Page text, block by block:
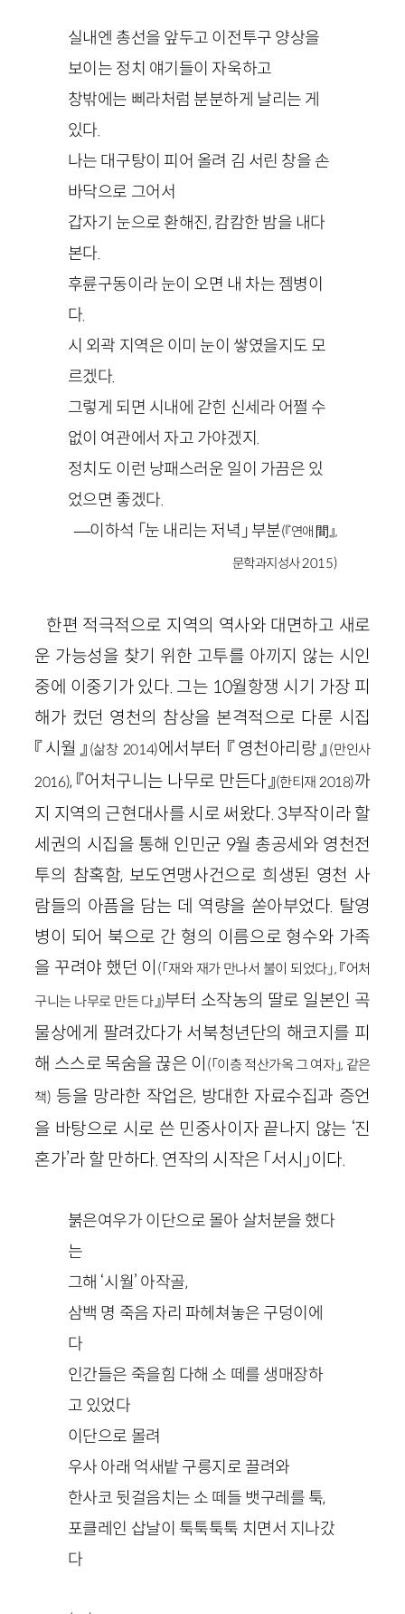
실내엔 총선을 앞두고 이전투구 양상을
보이는 정치 얘기들이 자욱하고
창밖에는 삐라처럼 분분하게 날리는 게
있다.
나는 대구탕이 피어 올려 김 서린 창을 손
바닥으로 그어서
갑자기 눈으로 환해진, 캄캄한 밤을 내다
본다.
후륜구동이라 눈이 오면 내 차는 젬병이
다.
시 외곽 지역은 이미 눈이 쌓였을지도 모
르겠다.
그렇게 되면 시내에 갇힌 신세라 어쩔 수
없이 여관에서 자고 가야겠지.
정치도 이런 낭패스러운 일이 가끔은 있
었으면 좋겠다.
—이하석 「눈 내리는 저녁」 부분(『연애 間』,
문학과지성사 2015)
한편 적극적으로 지역의 역사와 대면하고 새로
운 가능성을 찾기 위한 고투를 아끼지 않는 시인
중에 이중기가 있다. 그는 10월항쟁 시기 가장 피
해가 컸던 영천의 참상을 본격적으로 다룬 시집
『시월』 (삶창 2014)에서부터 『영천아리랑』 (만인사
2016), 『어처구니는 나무로 만든다』(한티재 2018)까
지 지역의 근현대사를 시로 써왔다. 3부작이라 할
세권의 시집을 통해 인민군 9월 총공세와 영천전
투의 참혹함, 보도연맹사건으로 희생된 영천 사
람들의 아픔을 담는 데 역량을 쏟아부었다. 탈영
병이 되어 북으로 간 형의 이름으로 형수와 가족
을 꾸려야 했던 이 (「재와 재가 만나서 불이 되었다」, 『어처
구니는 나무로 만든 다』)부터 소작농의 딸로 일본인 곡
물상에게 팔려갔다가 서북청년단의 해코지를 피
해 스스로 목숨을 끊은 이 (「이층 적산가옥 그 여자」, 같은
책) 등을 망라한 작업은, 방대한 자료수집과 증언
을 바탕으로 시로 쓴 민중사이자 끝나지 않는 ‘진
혼가’라 할 만하다. 연작의 시작은 「서시」이다.
붉은여우가 이단으로 몰아 살처분을 했다
는
그해 ‘시월’ 아작골,
삼백 명 죽음 자리 파헤쳐놓은 구덩이에
다
인간들은 죽을힘 다해 소 떼를 생매장하
고 있었다
이단으로 몰려
우사 아래 억새밭 구릉지로 끌려와
한사코 뒷걸음치는 소 떼들 뱃구레를 툭,
포클레인 삽날이 툭툭툭툭 치면서 지나갔
다